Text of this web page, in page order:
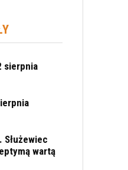
sierpnia
wartą